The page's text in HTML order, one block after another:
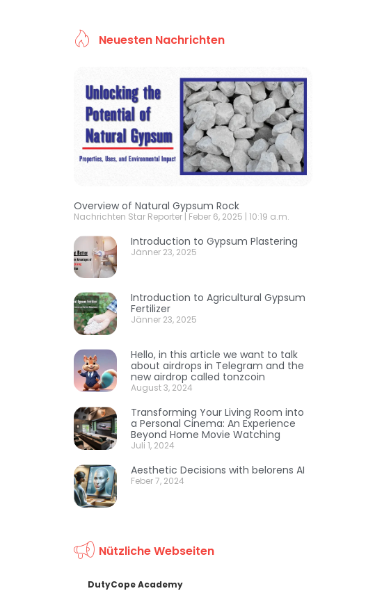
Neuesten Nachrichten
Overview of Natural Gypsum Rock
Nachrichten Star Reporter Feber 6, 2025 10:19 a.m.
Introduction to Gypsum Plastering
Jänner 23, 2025
Introduction to Agricultural Gypsum
Fertilizer
Jänner 23, 2025
Hello, in this article we want to talk
about airdrops in Telegram and the
new airdrop called tonzcoin
August 3, 2024
Transforming Your Living Room into
a Personal Cinema: An Experience
Beyond Home Movie Watching
Juli 1, 2024
Aesthetic Decisions with belorens AI
Feber 7, 2024
Nützliche Webseiten
DutyCope Academy